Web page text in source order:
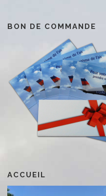
BON DE COMMANDE
ACCUEIL